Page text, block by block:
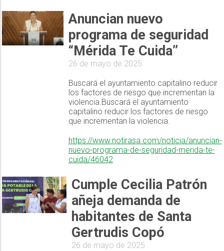
Anuncian nuevo
programa de seguridad
“Mérida Te Cuida”
26 de mayo de 2025
Buscará el ayuntamiento capitalino reducir
los factores de riesgo que incrementan la
violencia.Buscará el ayuntamiento
capitalino reducir los factores de riesgo
que incrementan la violencia.
https://www.notirasa.com/noticia/anuncian-
nuevo-programa-de-seguridad-merida-te-
cuida/46042
Cumple Cecilia Patrón
añeja demanda de
habitantes de Santa
Gertrudis Copó
26 de mayo de 2025